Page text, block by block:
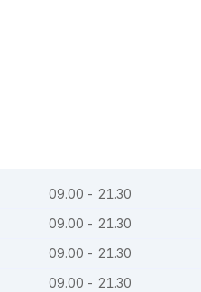
09.00 - 21.30
09.00 - 21.30
09.00 - 21.30
09.00 - 21.30